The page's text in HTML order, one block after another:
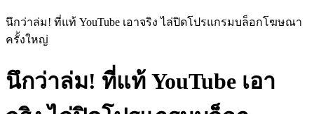
นึกว่าล่ม! ที่แท้ YouTube เอาจริง ไล่ปิดโปรแกรมบล็อกโฆษณา
ครั้งใหญ่
นึกว่าล่ม! ที่แท้ YouTube เอา